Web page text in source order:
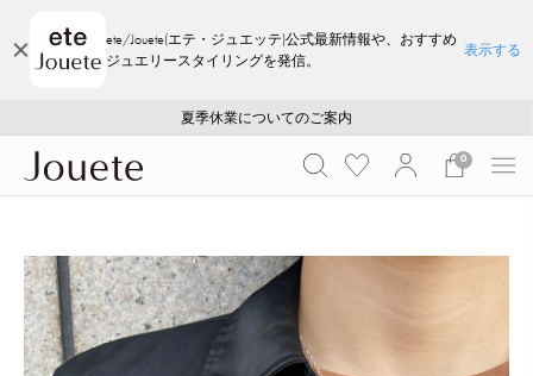
ete/Jouete(エテ・ジュエッテ)公式最新情報や、おすすめ
ジュエリースタイリングを発信。
表示する
採用のご案内
ご注文いただいたお品物のお届け状況について
夏季休業についてのご案内
WEB LIMITED ITEMS >>
採用のご案内
ご注文いただいたお品物のお届け状況について
0